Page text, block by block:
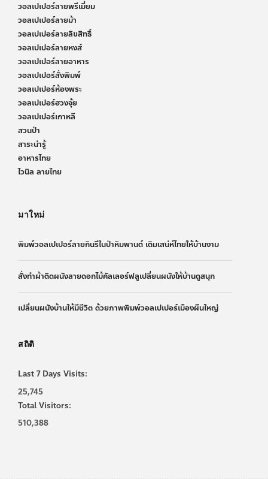
วอลเปเปอร์ลายพรีเมี่ยม
วอลเปเปอร์ลายม้า
วอลเปเปอร์ลายลิขสิทธิ์
วอลเปเปอร์ลายหงส์
วอลเปเปอร์ลายอาหาร
วอลเปเปอร์สั่งพิมพ์
วอลเปเปอร์ห้องพระ
วอลเปเปอร์ฮวงจุ้ย
วอลเปเปอร์เกาหลี
สวนป่า
สาระน่ารู้
อาหารไทย
ไวนิล ลายไทย
มาใหม่
พิมพ์วอลเปเปอร์ลายกินรีในป่าหิมพานต์ เติมเสน่ห์ไทยให้บ้านงาม
สั่งทำผ้าติดผนังลายดอกไม้คัลเลอร์ฟลูเปลี่ยนผนังให้บ้านดูสนุก
เปลี่ยนผนังบ้านให้มีชีวิต ด้วยภาพพิมพ์วอลเปเปอร์เมืองผืนใหญ่
สถิติ
Last 7 Days Visits:
25,745
Total Visitors:
510,388